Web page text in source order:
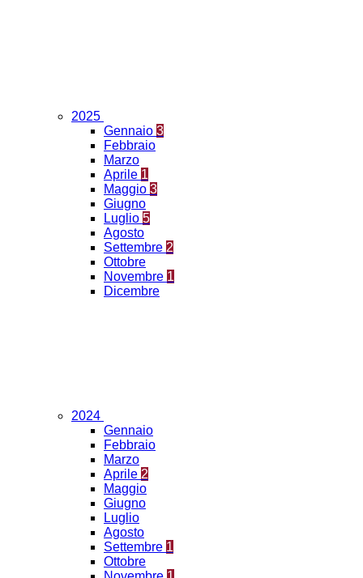
2025
Gennaio 3
Febbraio
Marzo
Aprile 1
Maggio 3
Giugno
Luglio 5
Agosto
Settembre 2
Ottobre
Novembre 1
Dicembre
2024
Gennaio
Febbraio
Marzo
Aprile 2
Maggio
Giugno
Luglio
Agosto
Settembre 1
Ottobre